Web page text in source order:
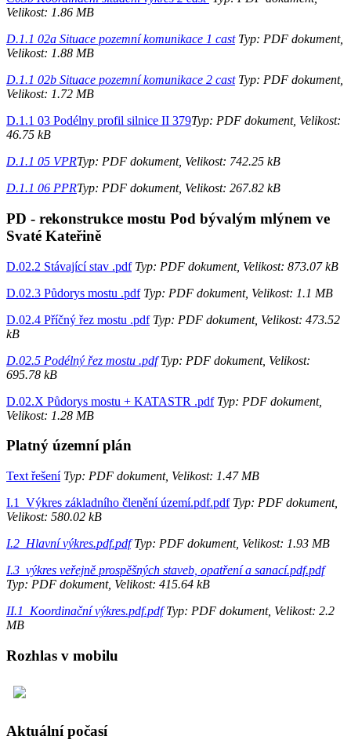
Velikost: 1.86 MB
D.1.1 02a Situace pozemní komunikace 1 castTyp: PDF dokument,
Velikost: 1.88 MB
D.1.1 02b Situace pozemní komunikace 2 castTyp: PDF dokument,
Velikost: 1.72 MB
D.1.1 03 Podélny profil silnice II 379Typ: PDF dokument, Velikost:
46.75 kB
D.1.1 05 VPRTyp: PDF dokument, Velikost: 742.25 kB
D.1.1 06 PPRTyp: PDF dokument, Velikost: 267.82 kB
PD - rekonstrukce mostu Pod bývalým mlýnem ve
Svaté Kateřině
D.02.2 Stávající stav .pdfTyp: PDF dokument, Velikost: 873.07 kB
D.02.3 Půdorys mostu .pdfTyp: PDF dokument, Velikost: 1.1 MB
D.02.4 Příčný řez mostu .pdfTyp: PDF dokument, Velikost: 473.52
kB
D.02.5 Podélný řez mostu .pdfTyp: PDF dokument, Velikost:
695.78 kB
D.02.X Půdorys mostu + KATASTR .pdfTyp: PDF dokument,
Velikost: 1.28 MB
Platný územní plán
Text řešeníTyp: PDF dokument, Velikost: 1.47 MB
I.1_Výkres základního členění území.pdf.pdfTyp: PDF dokument,
Velikost: 580.02 kB
I.2_Hlavní výkres.pdf.pdfTyp: PDF dokument, Velikost: 1.93 MB
I.3_výkres veřejně prospěšných staveb, opatření a sanací.pdf.pdf
Typ: PDF dokument, Velikost: 415.64 kB
II.1_Koordinační výkres.pdf.pdfTyp: PDF dokument, Velikost: 2.2
MB
Rozhlas v mobilu
Aktuální počasí